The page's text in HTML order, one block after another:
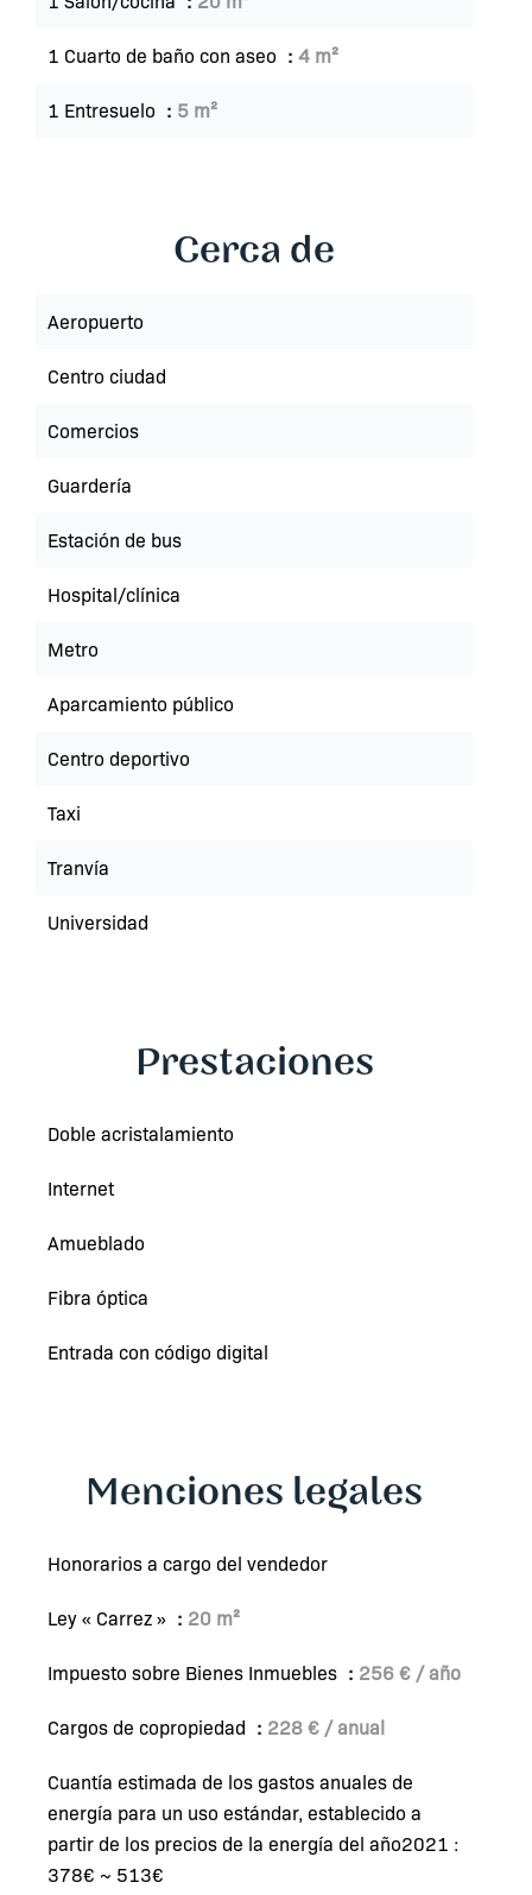
1 Cuarto de baño con aseo 4 m²
1 Entresuelo 5 m²
Cerca de
Aeropuerto
Centro ciudad
Comercios
Guardería
Estación de bus
Hospital/clínica
Metro
Aparcamiento público
Centro deportivo
Taxi
Tranvía
Universidad
Prestaciones
Doble acristalamiento
Internet
Amueblado
Fibra óptica
Entrada con código digital
Menciones legales
Honorarios a cargo del vendedor
Ley « Carrez » 20 m²
Impuesto sobre Bienes Inmuebles 256 € / año
Cargos de copropiedad 228 € / anual
Cuantía estimada de los gastos anuales de
energía para un uso estándar, establecido a
partir de los precios de la energía del año2021 :
378€ ~ 513€